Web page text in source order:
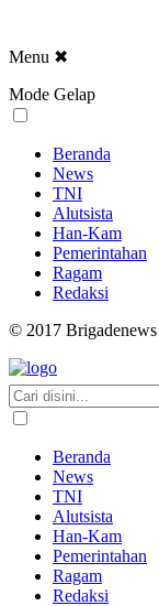
Menu ✖
Mode Gelap
Beranda
News
TNI
Alutsista
Han-Kam
Pemerintahan
Ragam
Redaksi
© 2017
Beranda
News
TNI
Alutsista
Han-Kam
Pemerintahan
Ragam
Redaksi